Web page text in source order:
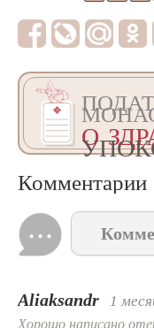
О
Комментарии
Aliaksandr 1
Хорошо написано